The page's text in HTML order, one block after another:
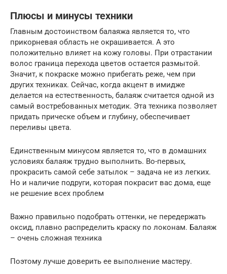
Плюсы и минусы техники
Главным достоинством балаяжа является то, что
прикорневая область не окрашивается. А это
положительно влияет на кожу головы. При отрастании
волос граница перехода цветов остается размытой.
Значит, к покраске можно прибегать реже, чем при
других техниках. Сейчас, когда акцент в имидже
делается на естественность, балаяж считается одной из
самый востребованных методик. Эта техника позволяет
придать прическе объем и глубину, обеспечивает
переливы цвета.
Единственным минусом является то, что в домашних
условиях балаяж трудно выполнить. Во-первых,
прокрасить самой себе затылок – задача не из легких.
Но и наличие подруги, которая покрасит вас дома, еще
не решение всех проблем
Важно правильно подобрать оттенки, не передержать
оксид, плавно распределить краску по локонам. Балаяж
– очень сложная техника
Поэтому лучше доверить ее выполнение мастеру.